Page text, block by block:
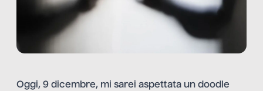
Oggi, 9 dicembre, mi sarei aspettata un doodle